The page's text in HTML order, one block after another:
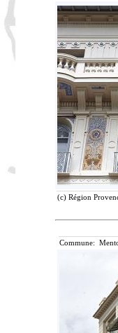
(c) Région
Commune: